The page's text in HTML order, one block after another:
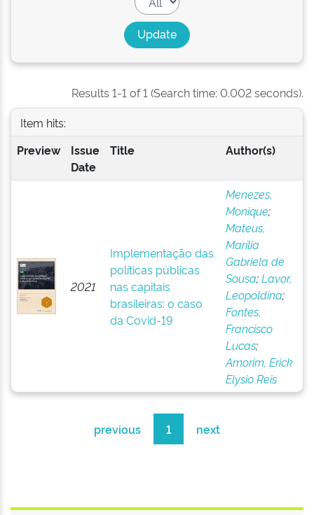
Results 1-1 of 1 (Search time: 0.002 seconds).
Item hits:
Preview
Issue
Date
Title Author(s)
2021
Implementação das
políticas públicas
nas capitais
brasileiras: o caso
da Covid-19
Menezes,
Monique;
Mateus,
Marília
Gabriela de
Sousa;Lavor,
Leopoldina;
Fontes,
Francisco
Lucas;
Amorim, Erick
Elysio Reis
previous 1 next